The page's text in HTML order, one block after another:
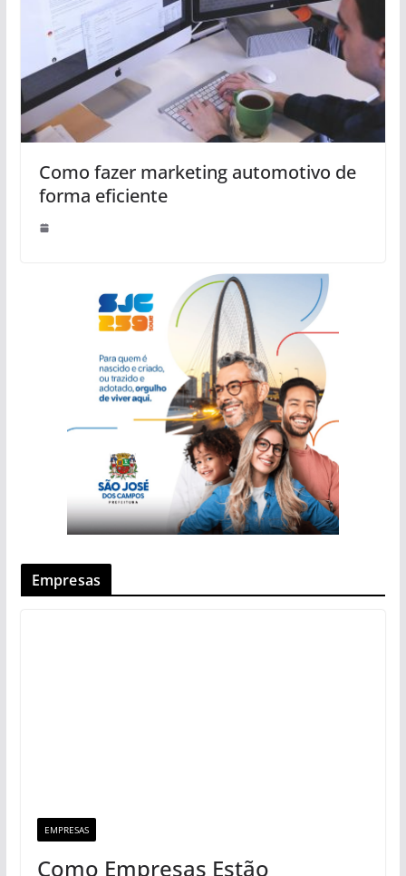
Como fazer marketing automotivo de
forma eficiente
Empresas
EMPRESAS
Como Empresas Estão